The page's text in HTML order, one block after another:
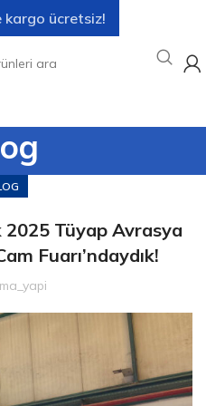
Tüyap Avrasya
Fuarı’ndaydık!
kargo ücretsiz!